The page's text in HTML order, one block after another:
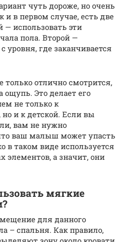
чуть дороже, но очень
и в первом случае, есть две
использовать эти
пола. Второй —
уровня, где заканчивается
только отлично смотрится,
ощупь. Это делает его
не только к
но и к детской. Если вы
вам не нужно
ваш малыш может упасть
в таком виде используется
элементов, а значит, они
мягкие
для данного
– спальня. Как правило,